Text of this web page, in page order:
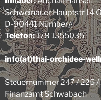
Schweinauer Hauptstr 14
D-90441 Nürnberg
Telefon:178 1355035
info(at)thai-orchidee-
Steuernummer 247 / 225
Finanzamt Schwabach